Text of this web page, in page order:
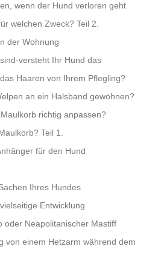
wenn der Hund verloren geht
welchen Zweck? Teil 2.
der Wohnung
versteht Ihr Hund das
Haaren von Ihrem Pflegling?
an ein Halsband gewöhnen?
richtig anpassen?
Teil 1.
für den Hund
Ihres Hundes
Entwicklung
oder Neapolitanischer Mastiff
von einem Hetzarm während dem